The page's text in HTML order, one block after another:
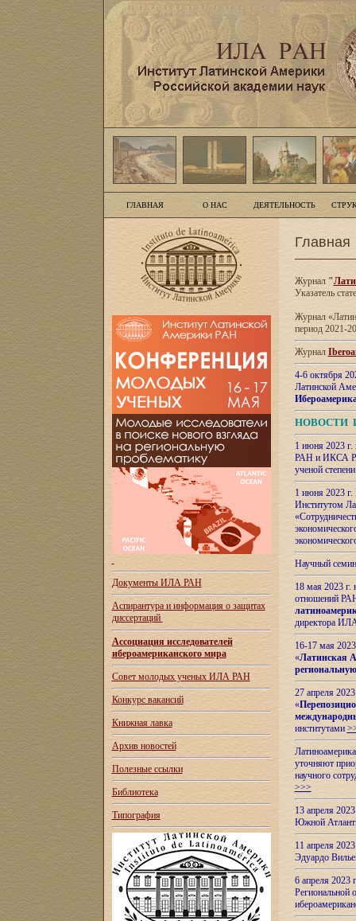
ГЛАВНАЯ О НАС ДЕЯТЕЛЬНОСТЬ
Документы ИЛА РАН
Аспирантура и информация о защитах
диссертаций
Ассоциация исследователей
ибероамериканского мира
Совет молодых ученых ИЛА РАН
Конкурс вакансий
Книжная лавка
Архив новостей
Полезные ссылки
Библиотека
Типография
Главная
Журнал"
Указатель
Журнал
период 2021-
Журнал
4-6 октября
Латинской
НОВОСТИ
1 июня 2023
РАН и ИКСА
ученой
1 июня 2023
Институтом
Научный
18 мая 2023
отношений
директора
16-17 мая
«Латинская
27 апреля
«
институтами
уточняют
научного
>>>
13 апреля
Южной
11 апреля
Эдуардо
6 апреля
Региональной